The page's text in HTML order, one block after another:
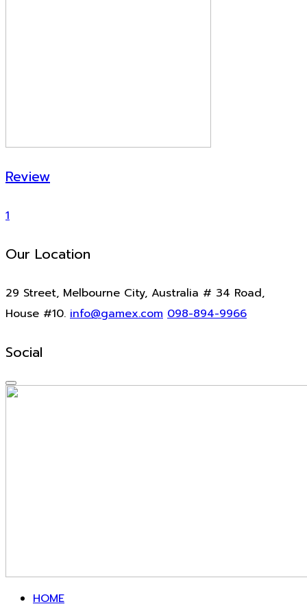
Review
1
Our Location
29 Street, Melbourne City, Australia # 34 Road,
House #10. info@gamex.com 098-894-9966
Social
HOME